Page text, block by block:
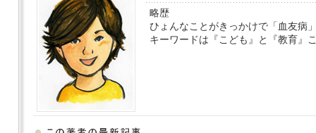
略歴
ひょんなことがきっかけで「血友病
キーワードは『こども』と『教育』